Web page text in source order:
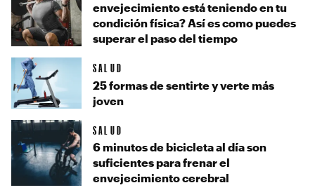
envejecimiento está teniendo en tu
condición física? Así es como puedes
superar el paso del tiempo
SALUD
25 formas de sentirte y verte más
joven
SALUD
6 minutos de bicicleta al día son
suficientes para frenar el
envejecimiento cerebral